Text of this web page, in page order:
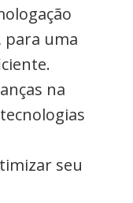
uma
na
seu